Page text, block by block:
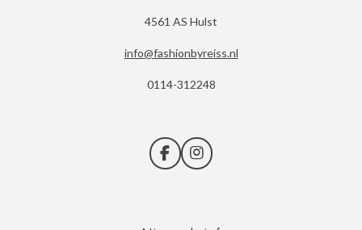
4561 AS Hulst
info@fashionbyreiss.nl
0114-312248
F
a
I
n